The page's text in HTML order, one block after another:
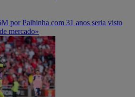
por Palhinha com 31 anos seria visto
mercado»